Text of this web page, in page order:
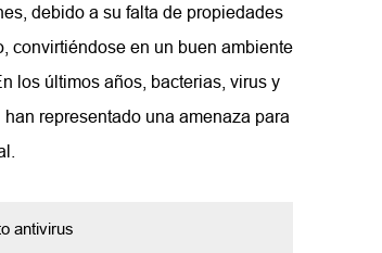
debido a su falta de propiedades
convirtiéndose en un buen ambiente
los últimos años, bacterias, virus y
representado una amenaza para
antivirus